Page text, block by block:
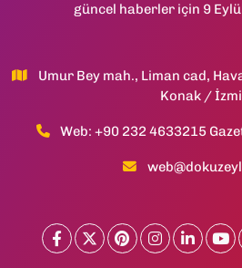
güncel haberler için 9
Umur Bey mah., Liman cad,
Konak /
Web: +90 232 4633215